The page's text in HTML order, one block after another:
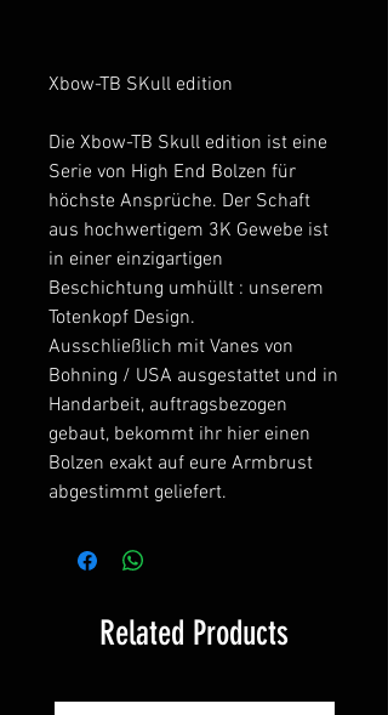
Xbow-TB SKull edition
Die Xbow-TB Skull edition ist eine
Serie von High End Bolzen für
höchste Ansprüche. Der Schaft
aus hochwertigem 3K Gewebe ist
in einer einzigartigen
Beschichtung umhüllt : unserem
Totenkopf Design.
Ausschließlich mit Vanes von
Bohning / USA ausgestattet und in
Handarbeit, auftragsbezogen
gebaut, bekommt ihr hier einen
Bolzen exakt auf eure Armbrust
abgestimmt geliefert.
Related Products